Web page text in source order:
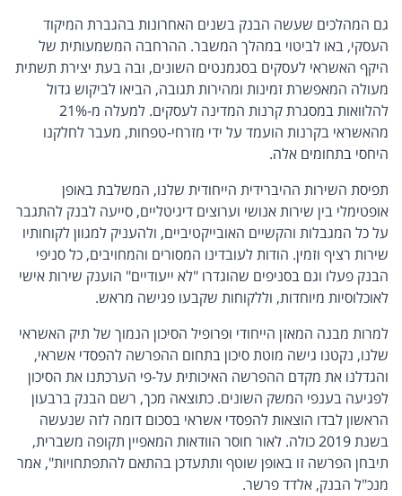
גם המהלכים שעשה הבנק בשנים האחרונות בהגברת המיקוד
העסקי, באו לביטוי במהלך המשבר. ההרחבה המשמעותית של
היקף האשראי לעסקים בסגמנטים השונים, ובה בעת יצירת תשתית
מעולה המאפשרת זמינות ומהירות תגובה, הביאו לביקוש גדול
להלוואות במסגרת קרנות המדינה לעסקים. למעלה מ-21%
מהאשראי בקרנות הועמד על ידי מזרחי-טפחות, מעבר לחלקנו
היחסי בתחומים אלה.
תפיסת השירות ההיברידית הייחודית שלנו, המשלבת באופן
אופטימלי בין שירות אנושי וערוצים דיגיטליים, סייעה לבנק להתגבר
על כל המגבלות והקשיים האובייקטיביים, ולהעניק למגוון לקוחותיו
שירות רציף וזמין. הודות לעובדינו המסורים והמחויבים, כל סניפי
הבנק פעלו וגם בסניפים שהוגדרו "לא ייעודיים" הוענק שירות אישי
לאוכלוסיות מיוחדות, וללקוחות שקבעו פגישה מראש.
למרות מבנה המאזן הייחודי ופרופיל הסיכון הנמוך של תיק האשראי
שלנו, נקטנו גישה מוטת סיכון בתחום ההפרשה להפסדי אשראי,
והגדלנו את מקדם ההפרשה האיכותית על-פי הערכתנו את הסיכון
לפגיעה בענפי המשק השונים. כתוצאה מכך, רשם הבנק ברבעון
הראשון לבדו הוצאות להפסדי אשראי בסכום דומה לזה שנעשה
בשנת 2019 כולה. לאור חוסר הוודאות המאפיין תקופה משברית,
תיבחן הפרשה זו באופן שוטף ותתעדכן בהתאם להתפתחויות", אמר
מנכ"ל הבנק, אלדד פרשר.​